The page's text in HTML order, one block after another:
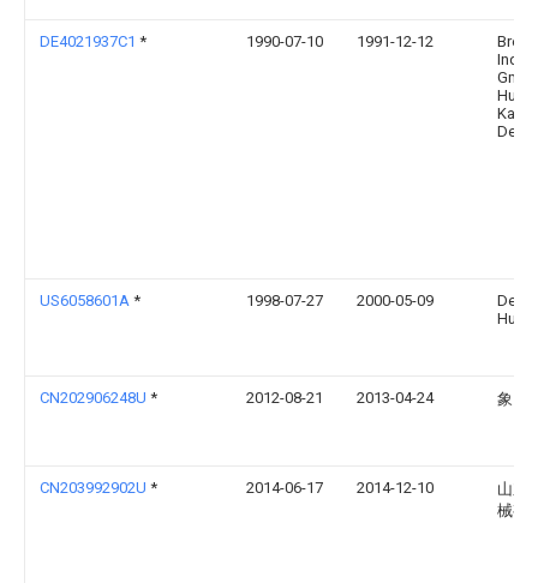
DE4021937C1 * 1990-07-10 1991-12-12
De
US6058601A * 1998-07-27 2000-05-09
CN202906248U * 2012-08-21 2013-04-24 象山
CN203992902U * 2014-06-17 2014-12-10
山东
械有